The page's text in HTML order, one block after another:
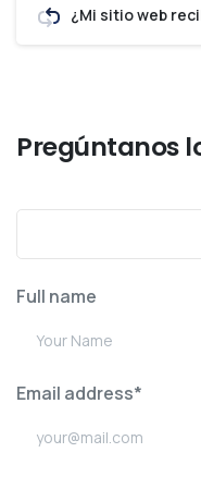
¿Mi sitio web
Pregúntanos
Full name
Email address*